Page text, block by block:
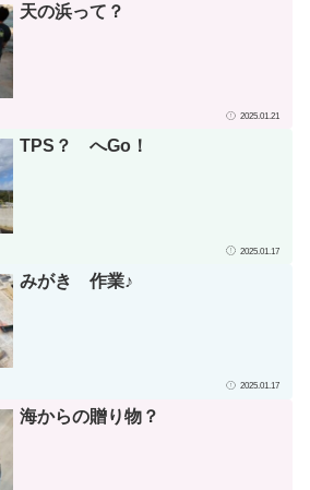
天の浜って？
2025.01.21
TPS？ へGo！
2025.01.17
みがき 作業♪
2025.01.17
海からの贈り物？